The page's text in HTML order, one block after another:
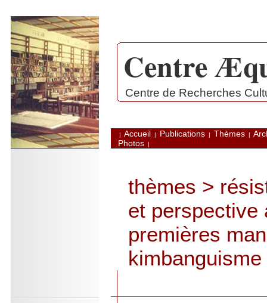
. Centre
Centre de Recherches
| Accueil | Publications | Thèmes |
Photos |
thèmes >
et perspective
premières
kimbanguisme